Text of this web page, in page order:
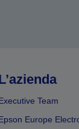
Team
Europe